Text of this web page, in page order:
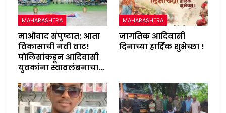
MAHARASHTRA
माओवाद संपुष्टात; आता
विकासाची नवी वाट!
पोलिसांकडून आदिवासी
युवकांना स्वावलंबनाचा…
MAHARASHTRA
जागतिक आदिवासी
दिनाच्या हार्दिक शुभेच्छा !